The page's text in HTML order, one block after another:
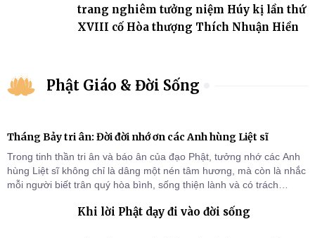
trang nghiêm tưởng niệm Húy kị lần thứ
XVIII cố Hòa thượng Thích Nhuận Hiền
Phật Giáo & Đời Sống
Tháng Bảy tri ân: Đời đời nhớ ơn các Anh hùng Liệt sĩ
Trong tinh thần tri ân và báo ân của đạo Phật, tưởng nhớ các Anh
hùng Liệt sĩ không chỉ là dâng một nén tâm hương, mà còn là nhắc
mỗi người biết trân quý hòa bình, sống thiện lành và có trách
Khi lời Phật dạy đi vào đời sống